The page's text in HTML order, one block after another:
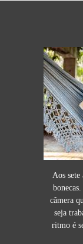
Aos sete
câmera
seja
ritmo é